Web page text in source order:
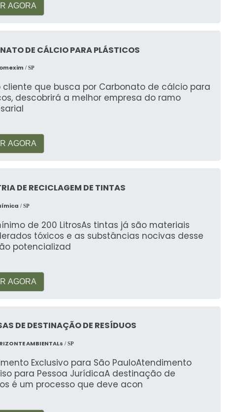
ferrosos e não ferrosos?
distintos.
ferrosos?
reduzir o consumo de energia e minimizar o
a Reciclagem Fácil?
contato direto conosco para marcar a coleta.
AGORA
DE CÁLCIO PARA PLÁSTICOS
/ SP
cliente que busca por Carbonato de cálcio para
descobrirá a melhor empresa do ramo
AGORA
DE RECICLAGEM DE TINTAS
/ SP
de 200 LitrosAs tintas já são materiais
tóxicos e as substâncias nocivas desse
potencializad
AGORA
DE DESTINAÇÃO DE RESÍDUOS
AMBIENTALs / SP
Exclusivo para São PauloAtendimento
para Pessoa JurídicaA destinação de
é um processo que deve acon